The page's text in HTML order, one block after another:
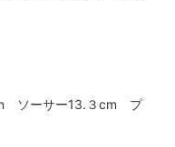
ソーサー13.３cm プ